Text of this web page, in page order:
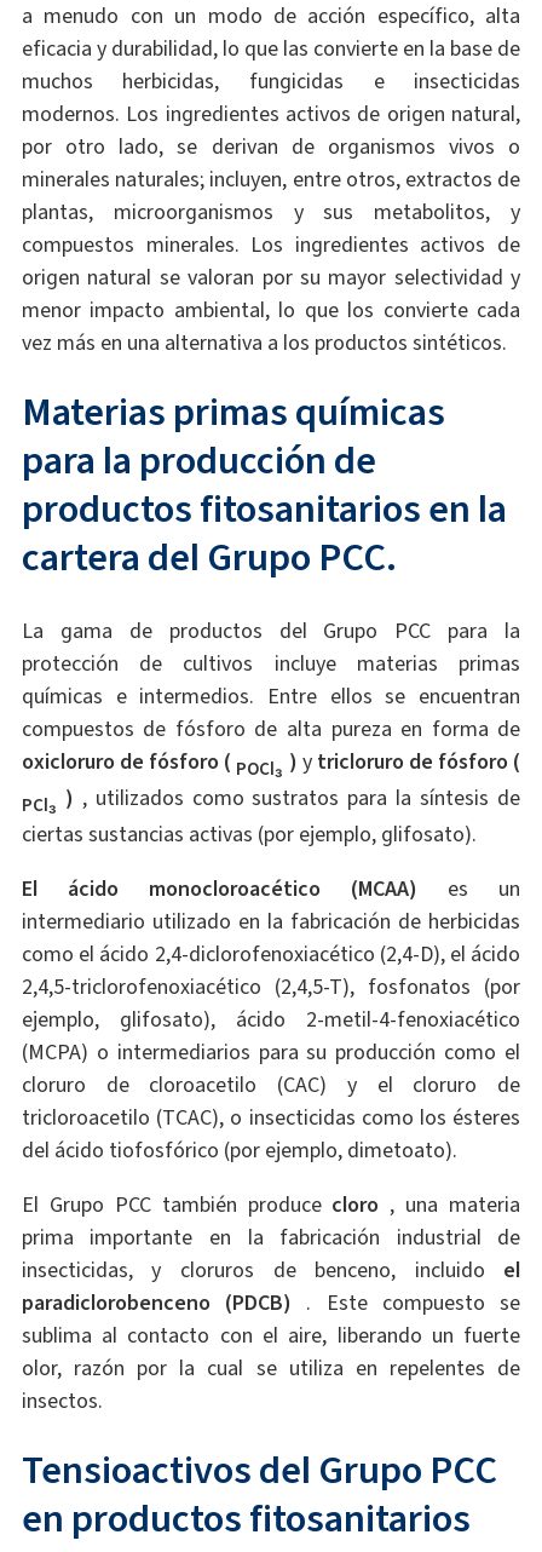
a menudo con un modo de acción específico, alta
eficacia y durabilidad, lo que las convierte en la base de
muchos herbicidas, fungicidas e insecticidas
modernos. Los ingredientes activos de origen natural,
por otro lado, se derivan de organismos vivos o
minerales naturales; incluyen, entre otros, extractos de
plantas, microorganismos y sus metabolitos, y
compuestos minerales. Los ingredientes activos de
origen natural se valoran por su mayor selectividad y
menor impacto ambiental, lo que los convierte cada
vez más en una alternativa a los productos sintéticos.
Materias primas químicas
para la producción de
productos fitosanitarios en la
cartera del Grupo PCC.
La gama de productos del Grupo PCC para la
protección de cultivos incluye materias primas
químicas e intermedios. Entre ellos se encuentran
compuestos de fósforo de alta pureza en forma de
oxicloruro de fósforo ( POCl₃ ) y tricloruro de fósforo (
PCl₃ ) , utilizados como sustratos para la síntesis de
ciertas sustancias activas (por ejemplo, glifosato).
El ácido monocloroacético (MCAA) es un
intermediario utilizado en la fabricación de herbicidas
como el ácido 2,4-diclorofenoxiacético (2,4-D), el ácido
2,4,5-triclorofenoxiacético (2,4,5-T), fosfonatos (por
ejemplo, glifosato), ácido 2-metil-4-fenoxiacético
(MCPA) o intermediarios para su producción como el
cloruro de cloroacetilo (CAC) y el cloruro de
tricloroacetilo (TCAC), o insecticidas como los ésteres
del ácido tiofosfórico (por ejemplo, dimetoato).
El Grupo PCC también produce cloro , una materia
prima importante en la fabricación industrial de
insecticidas, y cloruros de benceno, incluido el
paradiclorobenceno (PDCB) . Este compuesto se
sublima al contacto con el aire, liberando un fuerte
olor, razón por la cual se utiliza en repelentes de
insectos.
Tensioactivos del Grupo PCC
en productos fitosanitarios